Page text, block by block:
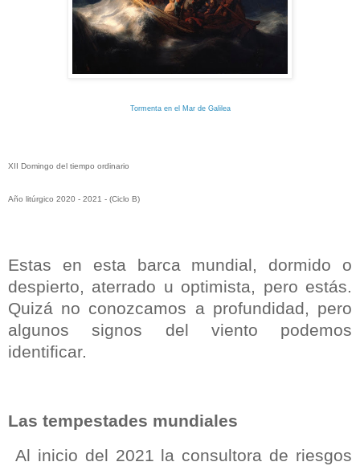
Tormenta en el Mar de Galilea
XII Domingo del tiempo ordinario
Año litúrgico 2020 - 2021 - (Ciclo B)
Estas en esta barca mundial, dormido o
despierto, aterrado u optimista, pero estás.
Quizá no conozcamos a profundidad, pero
algunos signos del viento podemos
identificar.
Las tempestades mundiales
Al inicio del 2021 la consultora de riesgos